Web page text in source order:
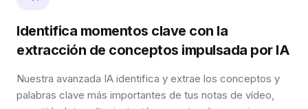
Identifica momentos clave con la
extracción de conceptos impulsada por IA
Nuestra avanzada IA identifica y extrae los conceptos y
palabras clave más importantes de tus notas de vídeo,